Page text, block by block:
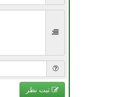
ثبت نظر